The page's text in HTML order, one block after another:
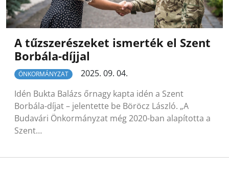
A tűzszerészeket ismerték el Szent
Borbála-díjjal
ÖNKORMÁNYZAT
2025. 09. 04.
Idén Bukta Balázs őrnagy kapta idén a Szent
Borbála-díjat – jelentette be Böröcz László. „A
Budavári Önkormányzat még 2020-ban alapította a
Szent…